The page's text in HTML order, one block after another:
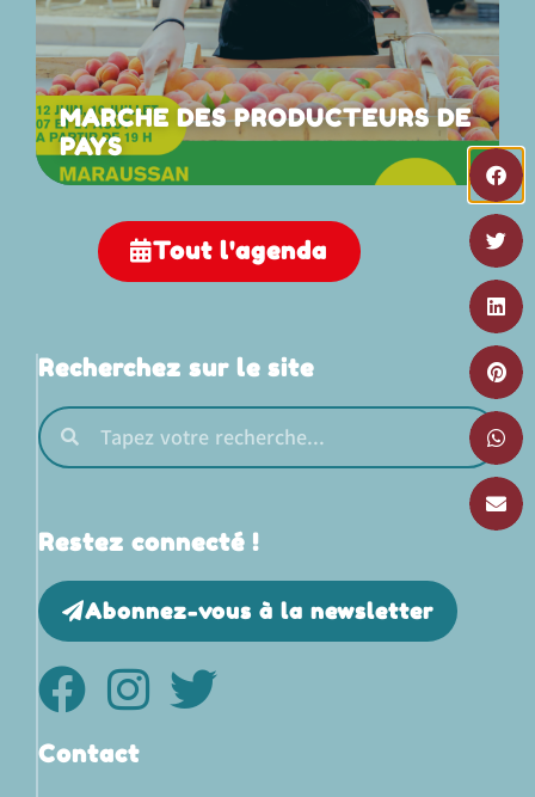
MARCHE DES PRODUCTEURS DE
PAYS
Tout l'agenda
Recherchez sur le site
Restez connecté !
Abonnez-vous à la newsletter
Contact